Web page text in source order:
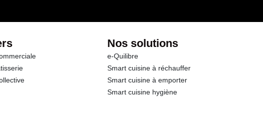
Nos solutions
e-Quilibre
Smart cuisine à réchauffer
Smart cuisine à emporter
Smart cuisine hygiène